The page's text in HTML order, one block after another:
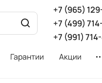
+7 (965)
+7 (499)
+7 (991)
Гарантии Акции